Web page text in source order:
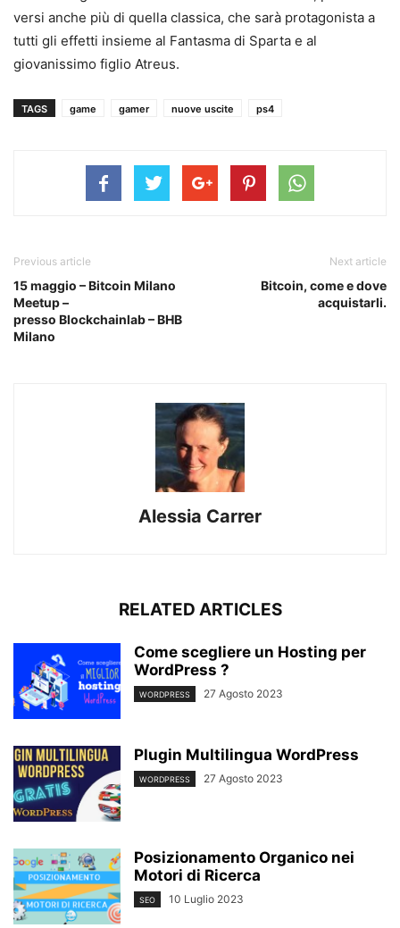
versi anche più di quella classica, che sarà protagonista a
tutti gli effetti insieme al Fantasma di Sparta e al
giovanissimo figlio Atreus.
TAGS game gamer nuove uscite ps4
Previous article
15 maggio – Bitcoin Milano
Meetup –
presso Blockchainlab – BHB
Milano
Next article
Bitcoin, come e dove
acquistarli.
Alessia Carrer
RELATED ARTICLES
Come scegliere un Hosting per
WordPress ?
WORDPRESS 27 Agosto 2023
Plugin Multilingua WordPress
WORDPRESS 27 Agosto 2023
Posizionamento Organico nei
Motori di Ricerca
SEO 10 Luglio 2023